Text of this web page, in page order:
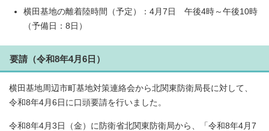
横田基地の離着陸時間（予定）：4月7日 午後4時～午後10時
（予備日：8日）
要請（令和8年4月6日）
横田基地周辺市町基地対策連絡会から北関東防衛局長に対して、
令和8年4月6日に口頭要請を行いました。
令和8年4月3日（金）に防衛省北関東防衛局から、「令和8年4月7